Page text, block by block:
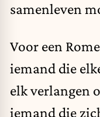
samenleven
Voor een
iemand die
elk verlangen
iemand die